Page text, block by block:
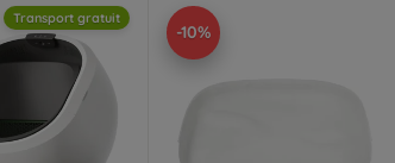
Transport gratuit
-10%